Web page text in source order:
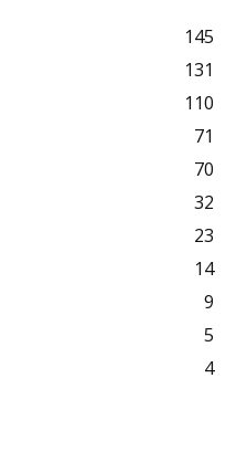
145
131
110
71
70
32
23
14
9
5
4